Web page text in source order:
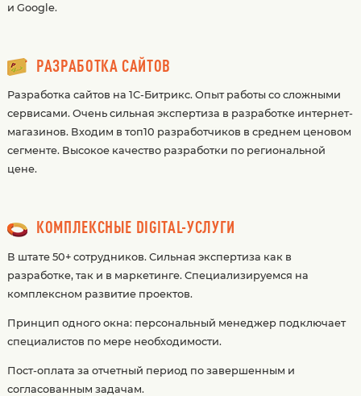
и Google.
РАЗРАБОТКА САЙТОВ
Разработка сайтов на 1С-Битрикс. Опыт работы со сложными
сервисами. Очень сильная экспертиза в разработке интернет-
магазинов. Входим в топ10 разработчиков в среднем ценовом
сегменте. Высокое качество разработки по региональной
цене.
КОМПЛЕКСНЫЕ DIGITAL-УСЛУГИ
В штате 50+ сотрудников. Сильная экспертиза как в
разработке, так и в маркетинге. Специализируемся на
комплексном развитие проектов.
Принцип одного окна: персональный менеджер подключает
специалистов по мере необходимости.
Пост-оплата за отчетный период по завершенным и
согласованным задачам.